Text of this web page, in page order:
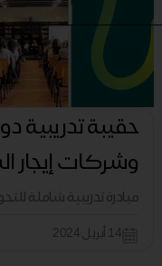
حقيبة تدريبية
وشركات إيجار
مبادرة تدريبية شاملة
14 أبريل 2024